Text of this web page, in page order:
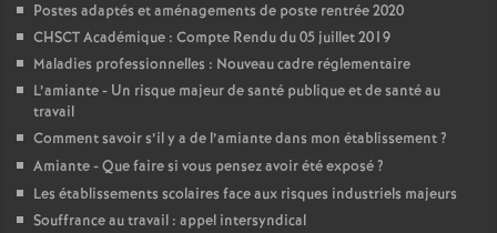
Postes adaptés et aménagements de poste rentrée 2020
CHSCT Académique : Compte Rendu du 05 juillet 2019
Maladies professionnelles : Nouveau cadre réglementaire
L’amiante - Un risque majeur de santé publique et de santé au
travail
Comment savoir s’il y a de l’amiante dans mon établissement?
Amiante - Que faire si vous pensez avoir été exposé?
Les établissements scolaires face aux risques industriels majeurs
Souffrance au travail : appel intersyndical